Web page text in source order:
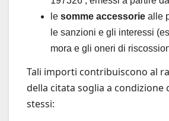
le somme accessorie alle
le sanzioni e gli interessi
mora e gli oneri di
Tali importi contribuiscono al
della citata soglia a condizione
stessi: